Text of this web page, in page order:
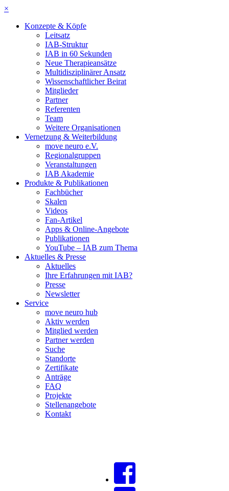
×
Konzepte & Köpfe
Leitsatz
IAB-Struktur
IAB in 60 Sekunden
Neue Therapieansätze
Multidisziplinärer Ansatz
Wissenschaftlicher Beirat
Mitglieder
Partner
Referenten
Team
Weitere Organisationen
Vernetzung & Weiterbildung
move neuro e.V.
Regionalgruppen
Veranstaltungen
IAB Akademie
Produkte & Publikationen
Fachbücher
Skalen
Videos
Fan-Artikel
Apps & Online-Angebote
Publikationen
YouTube – IAB zum Thema
Aktuelles & Presse
Aktuelles
Ihre Erfahrungen mit IAB?
Presse
Newsletter
Service
move neuro hub
Aktiv werden
Mitglied werden
Partner werden
Suche
Standorte
Zertifikate
Anträge
FAQ
Projekte
Stellenangebote
Kontakt